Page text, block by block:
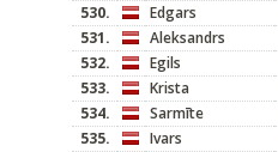
530.
Edgars
531.
Aleksandrs
532.
Egils
533.
Krista
534.
Sarmīte
535.
Ivars